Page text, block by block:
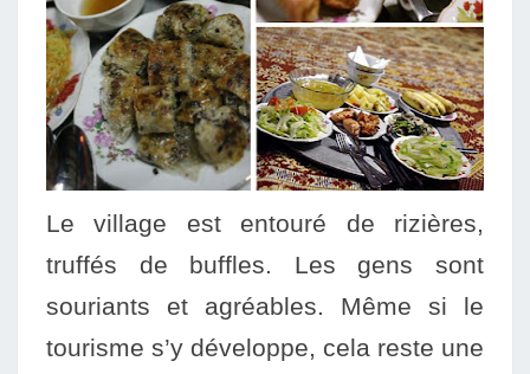
Le village est entouré de rizières,
truffés de buffles. Les gens sont
souriants et agréables. Même si le
tourisme s’y développe, cela reste une